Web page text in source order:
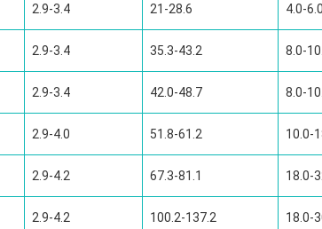
2.9-3.4 21-28.6 4.0-6.0
2.9-3.4 35.3-43.2 8.0-
2.9-3.4 42.0-48.7 8.0-
2.9-4.0 51.8-61.2 10.0-
2.9-4.2 67.3-81.1 18.0-
2.9-4.2 100.2-137.2 18.0-